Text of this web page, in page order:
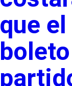
que el